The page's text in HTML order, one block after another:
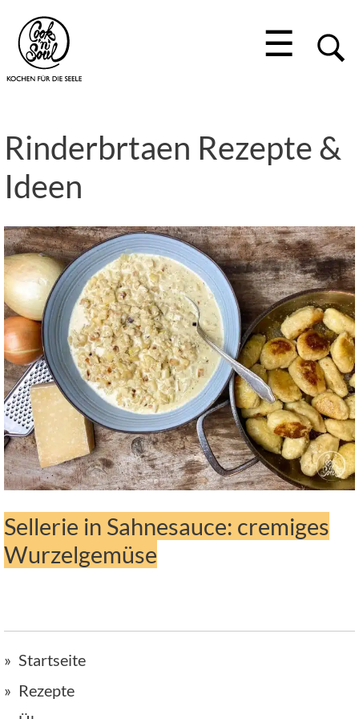
☰
Rinderbrtaen Rezepte &
Ideen
Sellerie in Sahnesauce: cremiges
Wurzelgemüse
Startseite
Rezepte